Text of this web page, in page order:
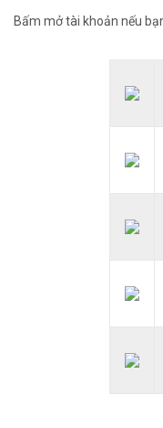
Bấm mở tài khoản nếu